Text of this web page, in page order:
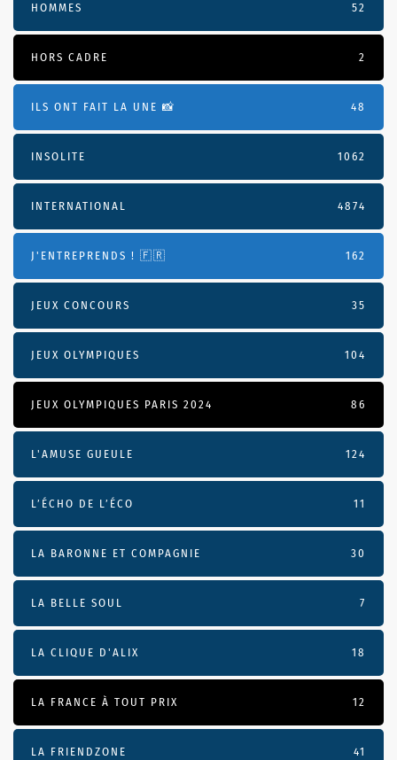
HOMMES 52
HORS CADRE 2
ILS ONT FAIT LA UNE 📸 48
INSOLITE 1062
INTERNATIONAL 4874
J'ENTREPRENDS ! 🇫🇷 162
JEUX CONCOURS 35
JEUX OLYMPIQUES 104
JEUX OLYMPIQUES PARIS 2024 86
L'AMUSE GUEULE 124
L’ÉCHO DE L’ÉCO 11
LA BARONNE ET COMPAGNIE 30
LA BELLE SOUL 7
LA CLIQUE D'ALIX 18
LA FRANCE À TOUT PRIX 12
LA FRIENDZONE 41